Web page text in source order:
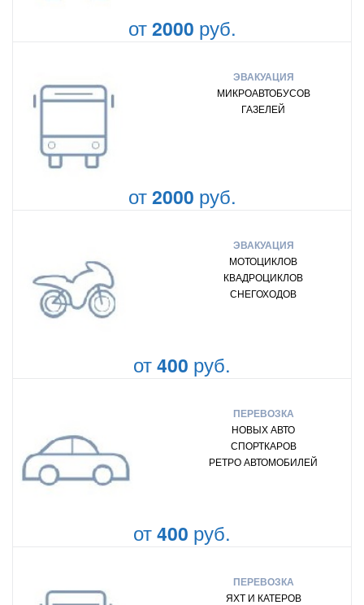
от2000 руб.
ЭВАКУАЦИЯ
МИКРОАВТОБУСОВ
ГАЗЕЛЕЙ
от2000 руб.
ЭВАКУАЦИЯ
МОТОЦИКЛОВ
КВАДРОЦИКЛОВ
СНЕГОХОДОВ
от400 руб.
ПЕРЕВОЗКА
НОВЫХ АВТО
СПОРТКАРОВ
РЕТРО АВТОМОБИЛЕЙ
от400 руб.
ПЕРЕВОЗКА
ЯХТ И КАТЕРОВ